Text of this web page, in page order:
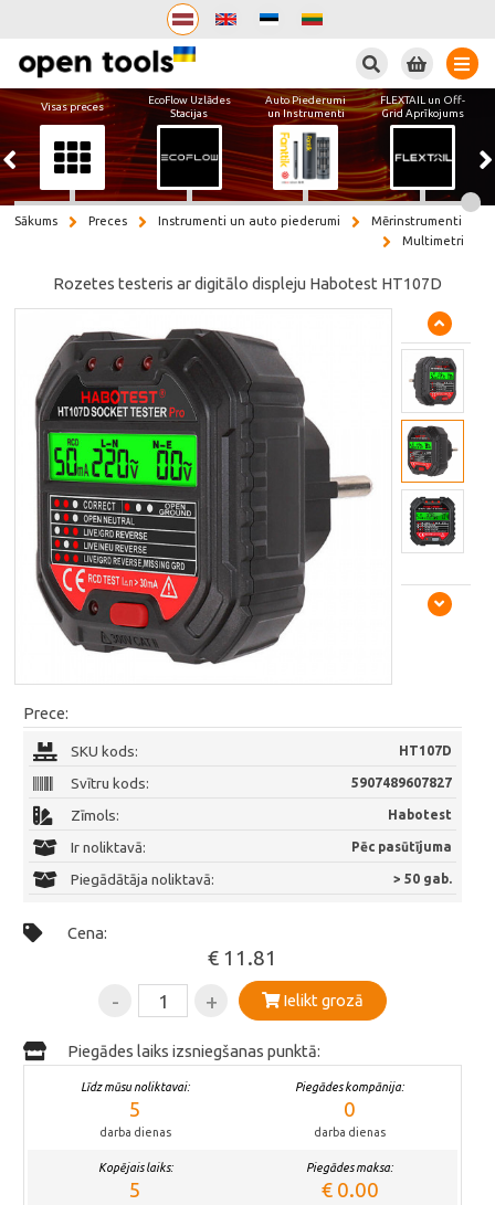
Visas preces
EcoFlow Uzlādes
Stacijas
Auto Piederumi
un Instrumenti
FLEXTAIL un Off-
Grid Aprīkojums
Sākums Preces Instrumenti un auto piederumi
Mērinstrumenti
Multimetri
Rozetes testeris ar digitālo displeju Habotest HT107D
Prece:
SKU kods: HT107D
Svītru kods: 5907489607827
Zīmols: Habotest
Ir noliktavā: Pēc pasūtījuma
Piegādātāja noliktavā: > 50 gab.
Cena:
€ 11.81
- + Ielikt grozā
Piegādes laiks izsniegšanas punktā:
Līdz mūsu noliktavai:
5
darba dienas
Piegādes kompānija:
0
darba dienas
Kopējais laiks:
5
Piegādes maksa:
€ 0.00